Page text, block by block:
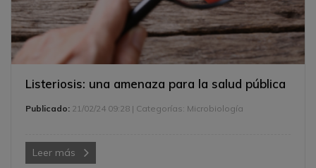
Listeriosis: una amenaza para la salud pública
Publicado: 21/02/24 09:28 | Categorías: Microbiología
Leer más